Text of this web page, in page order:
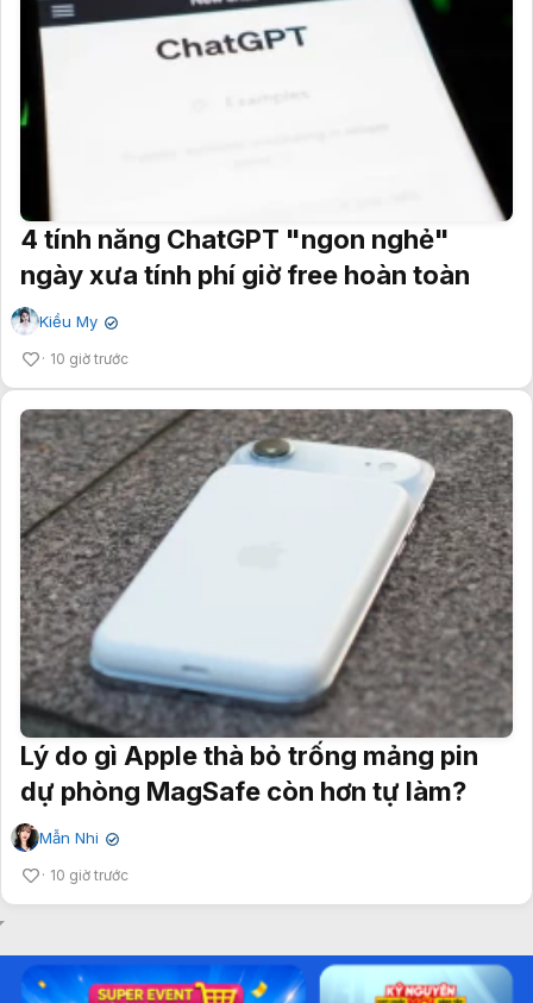
4 tính năng ChatGPT "ngon nghẻ"
ngày xưa tính phí giờ free hoàn toàn
Kiều My ✔
10 giờ trước
Lý do gì Apple thà bỏ trống mảng pin
dự phòng MagSafe còn hơn tự làm?
Mẫn Nhi ✔
10 giờ trước